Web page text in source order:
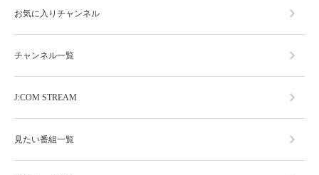
お気に入りチャンネル
チャンネル一覧
J:COM STREAM
見たい番組一覧